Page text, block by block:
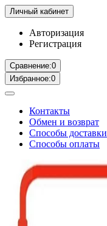
Личный кабинет
Авторизация
Регистрация
Сравнение:0
Избранное:0
Контакты
Обмен и возврат
Способы доставки
Способы оплаты